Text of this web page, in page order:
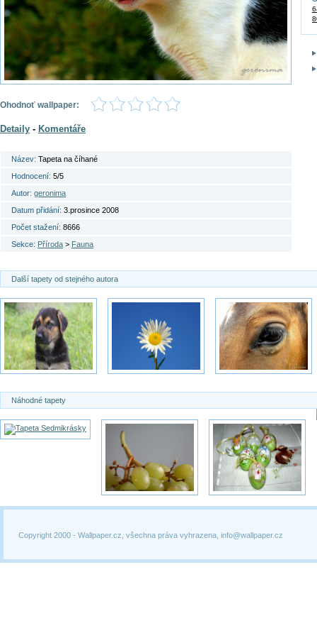
Ohodnoť wallpaper:
Detaily - Komentáře
Název: Tapeta na číhané
Hodnocení: 5/5
Autor: geronima
Datum přidání: 3.prosince 2008
Počet stažení: 8666
Sekce: Příroda > Fauna
Další tapety od stejného autora
Náhodné tapety
Copyright 2000 - Wallpaper.cz, všechna práva vyhrazena, info@wallpaper.cz